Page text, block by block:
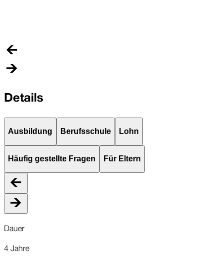
Details
Ausbildung Berufsschule Lohn
Häufig gestellte Fragen Für Eltern
Dauer
4 Jahre